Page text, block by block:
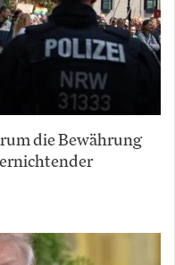
die Bewährung